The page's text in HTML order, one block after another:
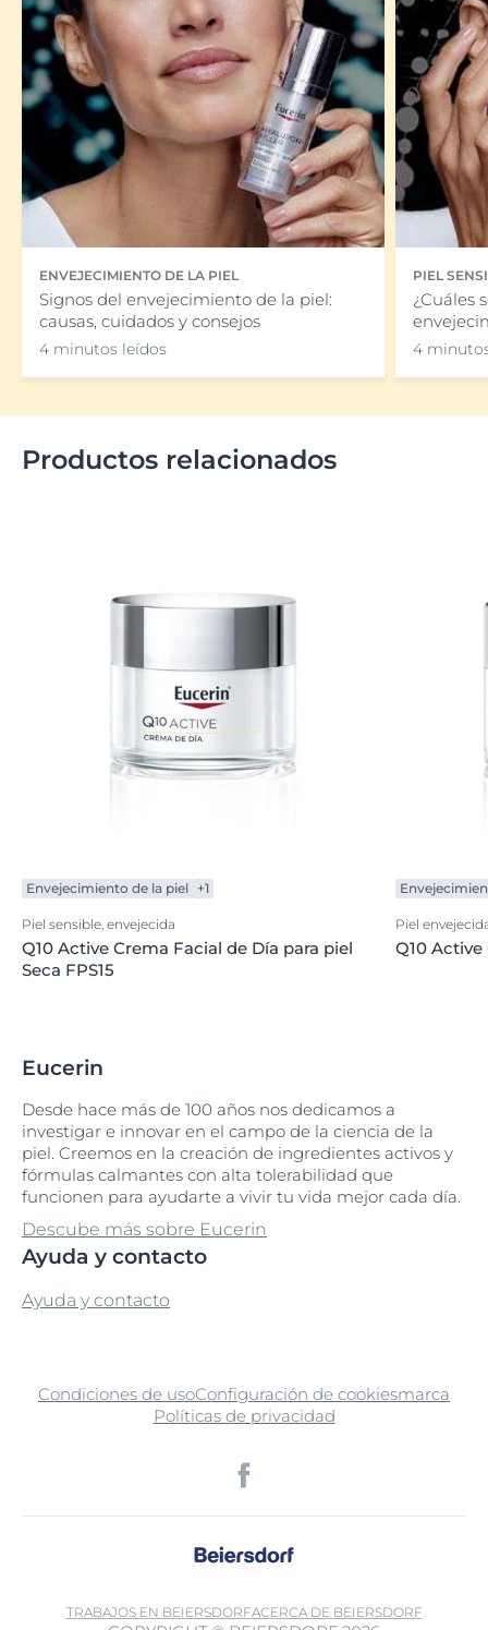
ENVEJECIMIENTO DE LA PIEL
Signos del envejecimiento de la piel:
causas, cuidados y consejos
4 minutos leídos
PIEL
¿Cuáles
4
Productos relacionados
Envejecimiento de la piel +1
Piel sensible, envejecida
Q10 Active Crema Facial de Día para piel
Seca FPS15
Piel
Q10
Eucerin
Desde hace más de 100 años nos dedicamos a
investigar e innovar en el campo de la ciencia de la
piel. Creemos en la creación de ingredientes activos y
fórmulas calmantes con alta tolerabilidad que
funcionen para ayudarte a vivir tu vida mejor cada día.
Descube más sobre Eucerin
Ayuda y contacto
Ayuda y contacto
Condiciones de usoConfiguración de cookiesmarca
Políticas de privacidad
TRABAJOS EN BEIERSDORFACERCA DE BEIERSDORF